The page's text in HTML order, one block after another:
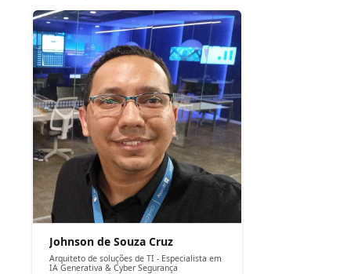
Johnson de Souza Cruz
Arquiteto de soluções de TI - Especialista em
IA Generativa & Cyber Segurança